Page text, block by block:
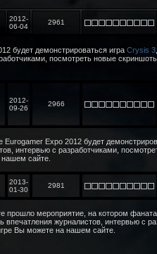
2012-
06-04
2961
будет демонстрироваться игра Crysis 3
посмотреть новые
2012-
09-26
2966
Expo 2012 будет
интервью с разработчиками,
сайте.
2013-
01-30
2981
прошло мероприятие, на котором
впечатления журналистов, интервью с
Вы можете на нашем сайте.